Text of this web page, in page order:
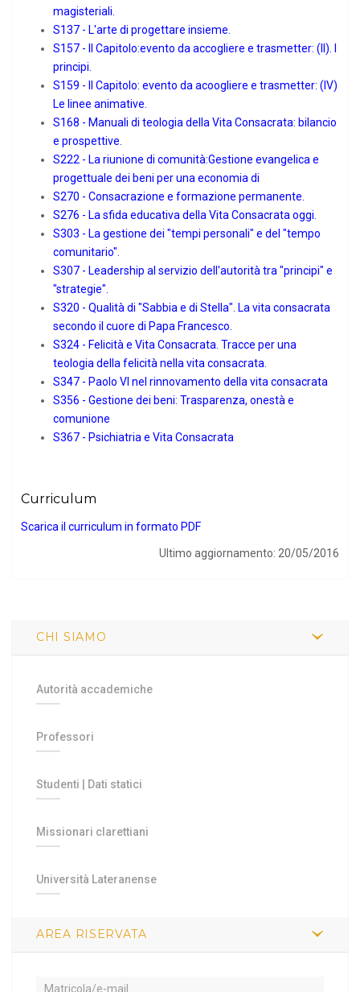
magisteriali.
S137 - L′arte di progettare insieme.
S157 - Il Capitolo:evento da accogliere e trasmetter: (II). I
principi.
S159 - Il Capitolo: evento da acoogliere e trasmetter: (IV)
Le linee animative.
S168 - Manuali di teologia della Vita Consacrata: bilancio
e prospettive.
S222 - La riunione di comunità:Gestione evangelica e
progettuale dei beni per una economia di
S270 - Consacrazione e formazione permanente.
S276 - La sfida educativa della Vita Consacrata oggi.
S303 - La gestione dei "tempi personali" e del "tempo
comunitario".
S307 - Leadership al servizio dell′autorità tra "principi" e
"strategie".
S320 - Qualità di "Sabbia e di Stella". La vita consacrata
secondo il cuore di Papa Francesco.
S324 - Felicità e Vita Consacrata. Tracce per una
teologia della felicità nella vita consacrata.
S347 - Paolo VI nel rinnovamento della vita consacrata
S356 - Gestione dei beni: Trasparenza, onestà e
comunione
S367 - Psichiatria e Vita Consacrata
Curriculum
Scarica il curriculum in formato PDF
Ultimo aggiornamento: 20/05/2016
CHI SIAMO
Autorità accademiche
Professori
Studenti Dati statici
Missionari clarettiani
Università Lateranense
AREA RISERVATA